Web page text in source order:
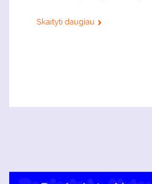
Skaityti daugiau